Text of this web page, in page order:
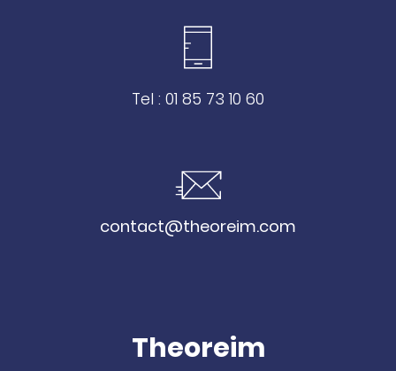
Tel : 01 85 73 10 60
contact@theoreim.com
Theoreim